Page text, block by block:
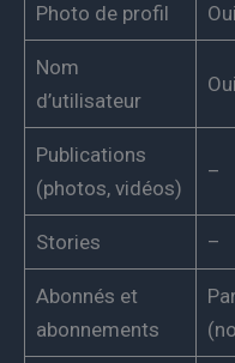
Photo de profil Oui
Nom
d’utilisateur
Oui
Publications
(photos, vidéos)
–
Stories –
Abonnés et
abonnements